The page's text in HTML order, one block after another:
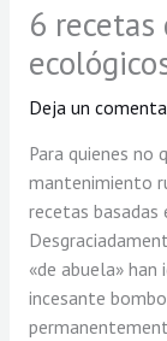
6
Deja un
Para quienes
mantenimiento
recetas
«de abuela»
incesante